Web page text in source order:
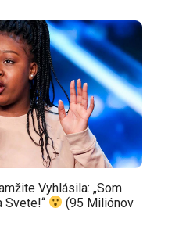
Vyhlásila: „Som
Svete!“
(95 Miliónov